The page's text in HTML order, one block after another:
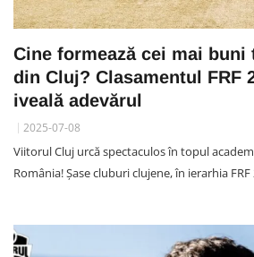
Cine formează cei mai
din Cluj? Clasamentul FRF
iveală adevărul
2025-07-08
Viitorul Cluj urcă spectaculos în topul
România! Șase cluburi clujene, în ierarhia FRF